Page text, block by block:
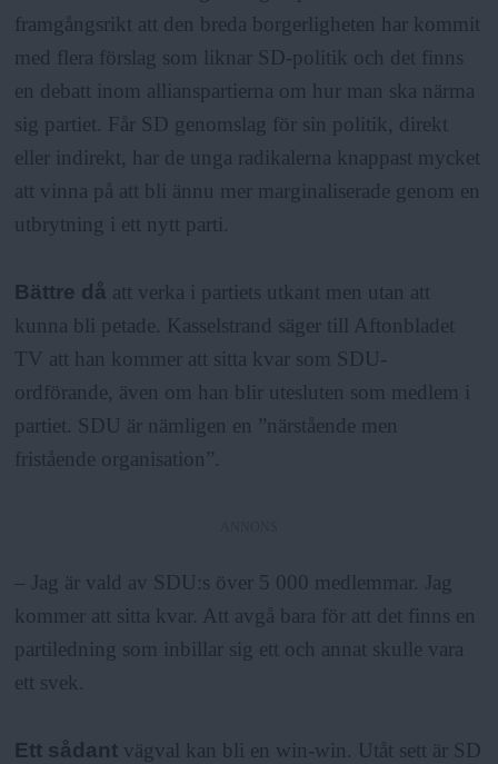
framgångsrikt att den breda borgerligheten har kommit
med flera förslag som liknar SD-politik och det finns
en debatt inom allianspartierna om hur man ska närma
sig partiet. Får SD genomslag för sin politik, direkt
eller indirekt, har de unga radikalerna knappast mycket
att vinna på att bli ännu mer marginaliserade genom en
utbrytning i ett nytt parti.
Bättre då att verka i partiets utkant men utan att
kunna bli petade. Kasselstrand säger till Aftonbladet
TV att han kommer att sitta kvar som SDU-
ordförande, även om han blir utesluten som medlem i
partiet. SDU är nämligen en ”närstående men
fristående organisation”.
– Jag är vald av SDU:s över 5 000 medlemmar. Jag
kommer att sitta kvar. Att avgå bara för att det finns en
partiledning som inbillar sig ett och annat skulle vara
ett svek.
Ett sådant vägval kan bli en win-win. Utåt sett är SD